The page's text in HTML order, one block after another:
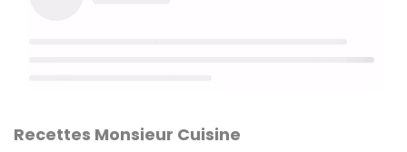
Recettes Monsieur Cuisine